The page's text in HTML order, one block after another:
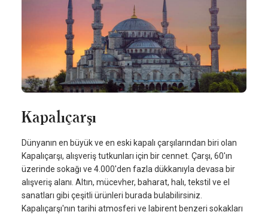
Kapalıçarşı
Dünyanın en büyük ve en eski kapalı çarşılarından biri olan
Kapalıçarşı, alışveriş tutkunları için bir cennet. Çarşı, 60'ın
üzerinde sokağı ve 4.000'den fazla dükkanıyla devasa bir
alışveriş alanı. Altın, mücevher, baharat, halı, tekstil ve el
sanatları gibi çeşitli ürünleri burada bulabilirsiniz.
Kapalıçarşı'nın tarihi atmosferi ve labirent benzeri sokakları